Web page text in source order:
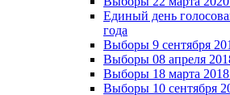
Единый день
года
Выборы 9 сентября
Выборы 08 апреля
Выборы 18 марта
Выборы 10 сентября